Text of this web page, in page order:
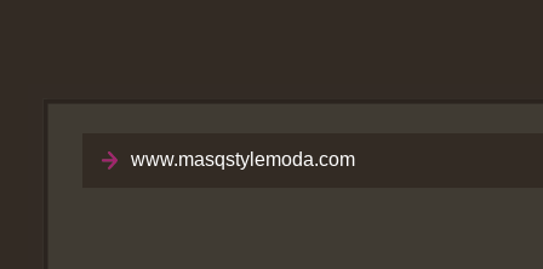
www.masqstylemoda.com